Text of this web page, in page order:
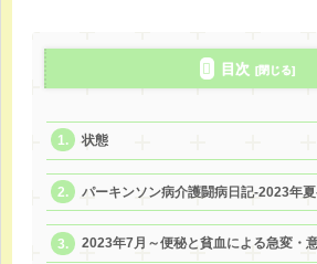
目次
状態
パーキンソン病介護闘病日記-2023年
2023年7月～便秘と貧血による急変・